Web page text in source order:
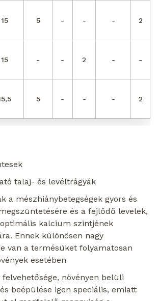
15 5 - - - 2
15 - - 2 - -
5 - - - 2
talaj- és levéltrágyák
a mészhiánybetegségek gyors és
és a fejlődő levelek,
kalcium szintjének
Ennek különösen nagy
van a termésüket folyamatosan
esetében
növényen belüli
beépülése igen speciális, emiatt